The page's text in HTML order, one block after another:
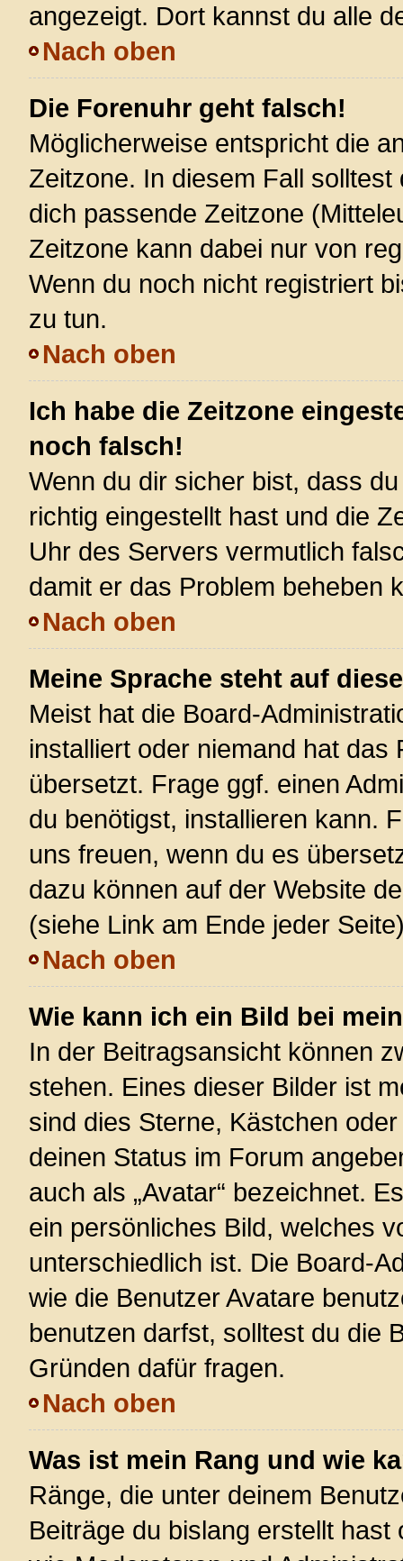
angezeigt. Dort kannst du alle
Nach oben
Die Forenuhr geht falsch!
Möglicherweise entspricht die
Zeitzone. In diesem Fall solltest
dich passende Zeitzone
Zeitzone kann dabei nur von
Wenn du noch nicht registriert
zu tun.
Nach oben
Ich habe die Zeitzone
noch falsch!
Wenn du dir sicher bist, dass
richtig eingestellt hast und die
Uhr des Servers vermutlich
damit er das Problem beheben
Nach oben
Meine Sprache steht auf
Meist hat die Board-
installiert oder niemand hat
übersetzt. Frage ggf. einen
du benötigst, installieren kann.
uns freuen, wenn du es
dazu können auf der Website
(siehe Link am Ende jeder
Nach oben
Wie kann ich ein Bild bei
In der Beitragsansicht können
stehen. Eines dieser Bilder ist
sind dies Sterne, Kästchen
deinen Status im Forum
auch als „Avatar“ bezeichnet.
ein persönliches Bild, welches
unterschiedlich ist. Die Board-
wie die Benutzer Avatare
benutzen darfst, solltest du die
Gründen dafür fragen.
Nach oben
Was ist mein Rang und wie
Ränge, die unter deinem
Beiträge du bislang erstellt